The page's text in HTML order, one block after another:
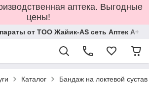
аптека. Выгодные
цены!
от ТОО Жайик-AS сеть Аптек А+
Каталог Бандаж на локтевой